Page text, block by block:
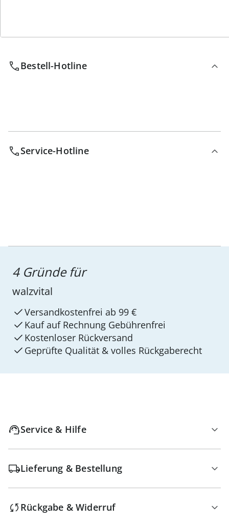
Bestell-Hotline
Service-Hotline
4 Gründe für
walzvital
Versandkostenfrei ab 99 €
Kauf auf Rechnung Gebührenfrei
Kostenloser Rückversand
Geprüfte Qualität & volles Rückgaberecht
Service & Hilfe
Lieferung & Bestellung
Rückgabe & Widerruf